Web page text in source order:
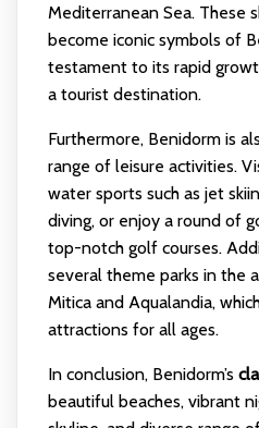
Mediterranean Sea. These
become iconic symbols of
testament to its rapid
a tourist destination.
Furthermore, Benidorm is
range of leisure activities.
water sports such as jet
diving, or enjoy a round of
top-notch golf courses.
several theme parks in the
Mitica and Aqualandia,
attractions for all ages.
In conclusion, Benidorm’s
beautiful beaches, vibrant